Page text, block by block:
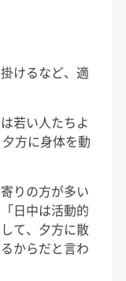
けるなど、適
若い人たちよ
方に身体を動
りの方が多い
日中は活動的
て、夕方に散
からだと言わ